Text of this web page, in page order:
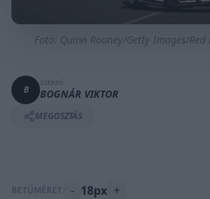
Fotó: Quinn Rooney/Getty Images/
B BOGNÁR VIKTOR
MEGOSZTÁS
BETŰMÉRET: - 18px +